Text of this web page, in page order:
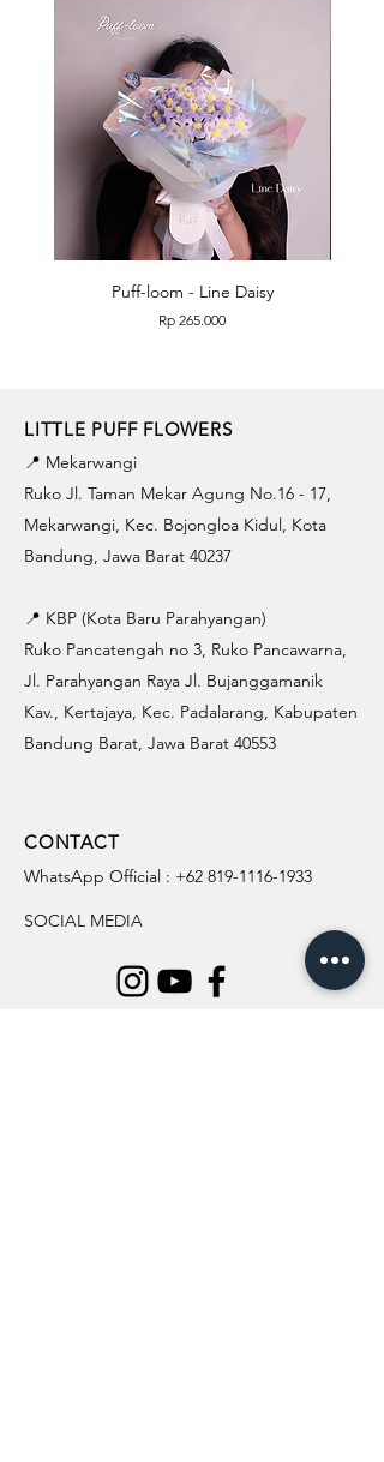
Puff-loom - Line Daisy
Price
Rp 265.000
LITTLE PUFF FLOWERS
📍 Mekarwangi
Ruko Jl. Taman Mekar Agung No.16 - 17,
Mekarwangi, Kec. Bojongloa Kidul, Kota
Bandung, Jawa Barat 40237
📍 KBP (Kota Baru Parahyangan)
Ruko Pancatengah no 3, Ruko Pancawarna,
Jl. Parahyangan Raya Jl. Bujanggamanik
Kav., Kertajaya, Kec. Padalarang, Kabupaten
Bandung Barat, Jawa Barat 40553
CONTACT
WhatsApp Official : +62 819-1116-1933
SOCIAL MEDIA